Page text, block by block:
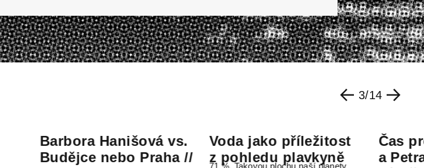
3/14
Barbora Hanišová vs.
Budějce nebo Praha //
Voda jako příležitost
z pohledu plavkyně
71 %. Takovou plochu naší planety
Čas pro
a Petra